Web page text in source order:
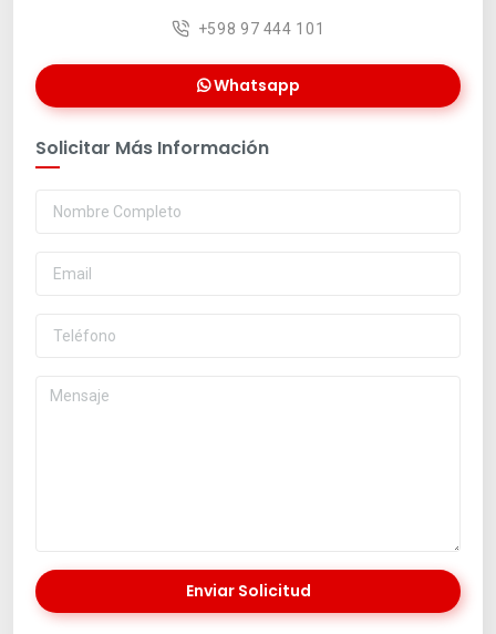
+598 97 444 101
Whatsapp
Solicitar Más Información
Enviar Solicitud